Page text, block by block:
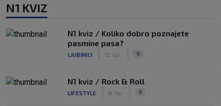
N1 KVIZ
N1 kviz / Koliko dobro poznajete
pasmine pasa?
LJUBIMCI 13. lip. 0
N1 kviz / Rock & Roll
LIFESTYLE 8. lip. 0